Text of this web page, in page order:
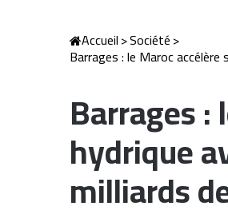
Accueil>Société>
Barrages : le Maroc
Barrages
hydrique
milliards